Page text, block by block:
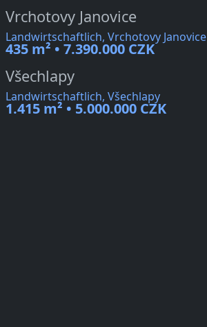
Vrchotovy Janovice
Landwirtschaftlich, Vrchotovy Janovice
435 m² • 7.390.000 CZK
Všechlapy
Landwirtschaftlich, Všechlapy
1.415 m² • 5.000.000 CZK